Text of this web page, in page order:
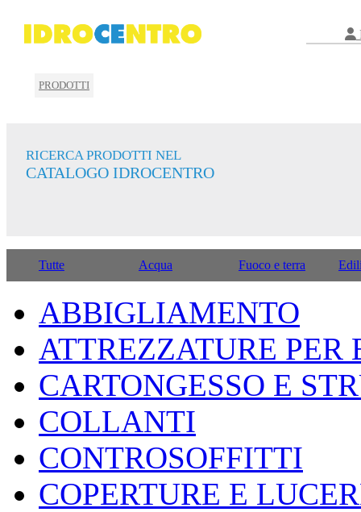
PRODOTTI
RICERCA PRODOTTI NEL
CATALOGO IDROCENTRO
Tutte Acqua Fuoco e terra
ABBIGLIAMENTO
ATTREZZATURE
CARTONGESSO E
COLLANTI
CONTROSOFFITTI
COPERTURE E